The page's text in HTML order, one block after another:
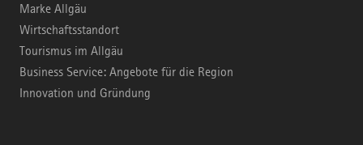
Marke Allgäu
Wirtschaftsstandort
Tourismus im Allgäu
Business Service: Angebote für die Region
Innovation und Gründung